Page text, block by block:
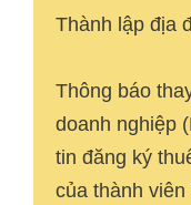
Thành lập địa
Thông báo
doanh nghiệp
tin đăng ký
của thành